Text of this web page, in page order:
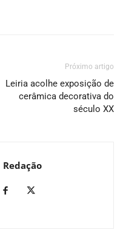
Próximo artigo
Leiria acolhe exposição de
cerâmica decorativa do
século XX
Redação